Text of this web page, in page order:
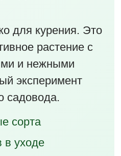
для курения. Это
растение с
и нежными
эксперимент
садовода.
сорта
в уходе